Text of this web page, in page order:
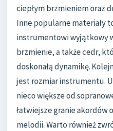
ciepłym brzmieniem oraz
Inne popularne materiały
instrumentowi wyjątkowy
brzmienie, a także cedr,
doskonałą dynamikę.
jest rozmiar instrumentu.
nieco większe od
łatwiejsze granie akordów
melodii. Warto również